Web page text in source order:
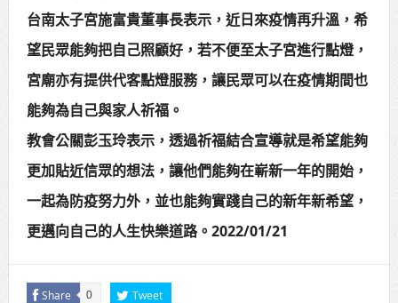
台南太子宮施富貴董事長表示，近日來疫情再升溫，希
望民眾能夠把自己照顧好，若不便至太子宮進行點燈，
宮廟亦有提供代客點燈服務，讓民眾可以在疫情期間也
能夠為自己與家人祈福。
教會公關彭玉玲表示，透過祈福結合宣導就是希望能夠
更加貼近信眾的想法，讓他們能夠在嶄新一年的開始，
一起為防疫努力外，並也能夠實踐自己的新年新希望，
更邁向自己的人生快樂道路。2022/01/21
Share 0 Tweet